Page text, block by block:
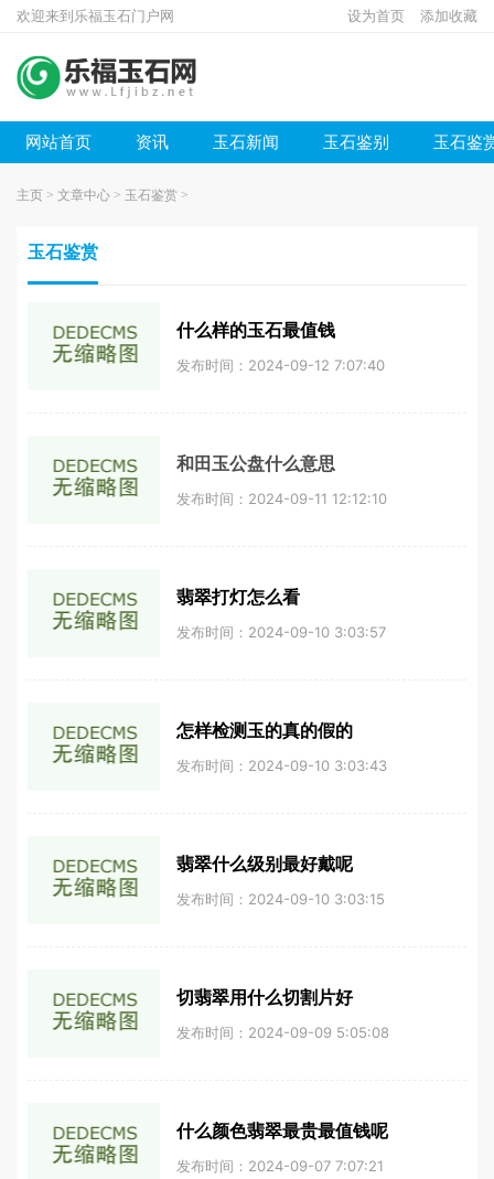
欢迎来到乐福玉石门户网 设为首页 添加收藏
网站首页 资讯 玉石新闻 玉石鉴别 玉石鉴
主页 > 文章中心 > 玉石鉴赏 >
玉石鉴赏
什么样的玉石最值钱
发布时间：2024-09-12 7:07:40
和田玉公盘什么意思
发布时间：2024-09-11 12:12:10
翡翠打灯怎么看
发布时间：2024-09-10 3:03:57
怎样检测玉的真的假的
发布时间：2024-09-10 3:03:43
翡翠什么级别最好戴呢
发布时间：2024-09-10 3:03:15
切翡翠用什么切割片好
发布时间：2024-09-09 5:05:08
什么颜色翡翠最贵最值钱呢
发布时间：2024-09-07 7:07:21